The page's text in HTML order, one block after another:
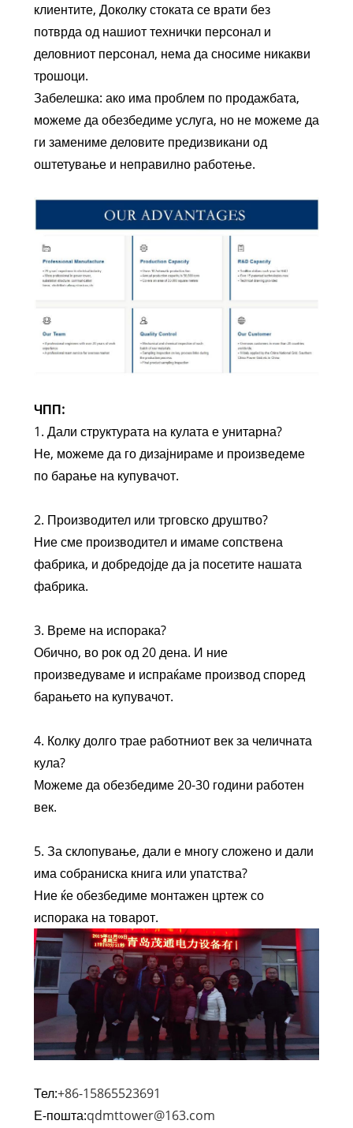
клиентите, Доколку стоката се врати без
потврда од нашиот технички персонал и
деловниот персонал, нема да сносиме никакви
трошоци.
Забелешка: ако има проблем по продажбата,
можеме да обезбедиме услуга, но не можеме да
ги замениме деловите предизвикани од
оштетување и неправилно работење.
ЧПП:
1. Дали структурата на кулата е унитарна?
Не, можеме да го дизајнираме и произведеме
по барање на купувачот.
2. Производител или трговско друштво?
Ние сме производител и имаме сопствена
фабрика, и добредојде да ја посетите нашата
фабрика.
3. Време на испорака?
Обично, во рок од 20 дена. И ние
произведуваме и испраќаме производ според
барањето на купувачот.
4. Колку долго трае работниот век за челичната
кула?
Можеме да обезбедиме 20-30 години работен
век.
5. За склопување, дали е многу сложено и дали
има собраниска книга или упатства?
Ние ќе обезбедиме монтажен цртеж со
испорака на товарот.
Тел:+86-15865523691
Е-пошта:qdmttower@163.com